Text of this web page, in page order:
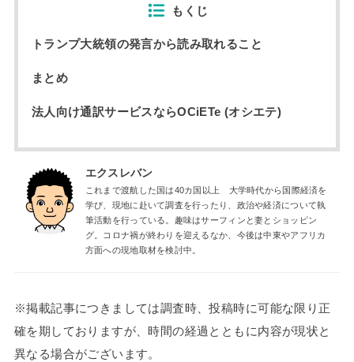
もくじ
トランプ大統領の発言から読み取れること
まとめ
法人向け通訳サービスならOCiETe (オシエテ)
エクスレバン
これまで渡航した国は40カ国以上 大学時代から国際経済を
学び、現地に赴いて調査を行ったり、政治や経済について執
筆活動を行っている。趣味はサーフィンと妻とショッピン
グ。コロナ禍が終わりを迎えるなか、今後は中東やアフリカ
方面への現地取材を検討中。
※掲載記事につきましては調査時、投稿時に可能な限り正
確を期しておりますが、時間の経過とともに内容が現状と
異なる場合がございます。